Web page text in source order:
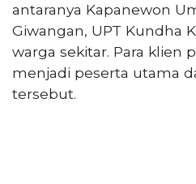
antaranya Kapanewon
Giwangan, UPT Kundha
warga sekitar. Para klien
menjadi peserta utama
tersebut.